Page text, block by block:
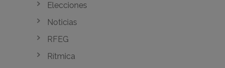
Elecciones
Noticias
RFEG
Rítmica